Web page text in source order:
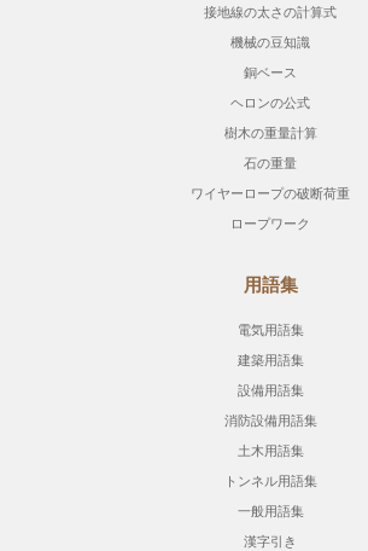
接地線の太さの計算式
機械の豆知識
銅ベース
ヘロンの公式
樹木の重量計算
石の重量
ワイヤーロープの破断荷重
ロープワーク
用語集
電気用語集
建築用語集
設備用語集
消防設備用語集
土木用語集
トンネル用語集
一般用語集
漢字引き